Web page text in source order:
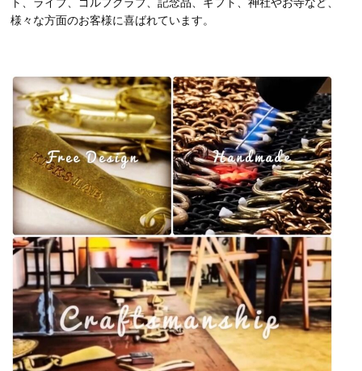
ト、ライブ、ゴルフクラブ、記念品、ギフト、神社やお寺など、
様々な方面のお客様に喜ばれています。